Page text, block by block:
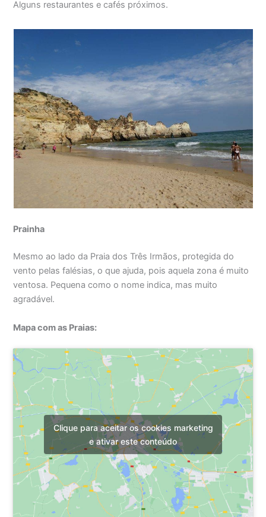
Alguns restaurantes e cafés próximos.
Prainha
Mesmo ao lado da Praia dos Três Irmãos, protegida do
vento pelas falésias, o que ajuda, pois aquela zona é muito
ventosa. Pequena como o nome indica, mas muito
agradável.
Mapa com as Praias:
Clique para aceitar os cookies marketing
e ativar este conteúdo